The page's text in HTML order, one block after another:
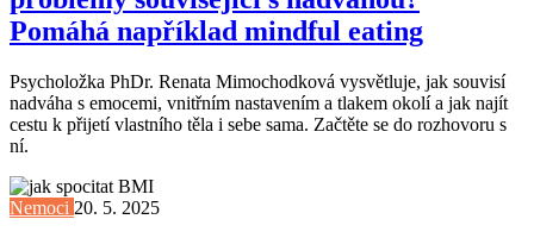
Pomáhá například mindful eating
Psycholožka PhDr. Renata Mimochodková vysvětluje, jak souvisí
nadváha s emocemi, vnitřním nastavením a tlakem okolí a jak najít
cestu k přijetí vlastního těla i sebe sama. Začtěte se do rozhovoru s
ní.
Nemoci 20. 5. 2025